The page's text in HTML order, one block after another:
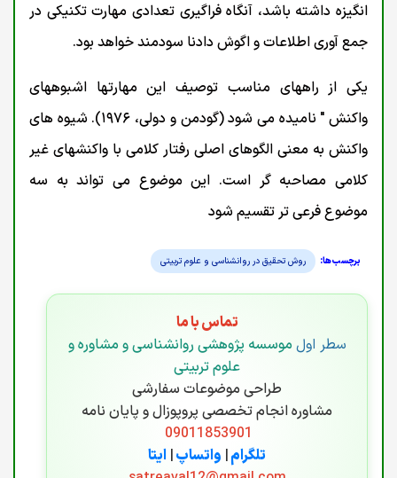
انگیزه داشته باشد، آنگاه فراگیری تعدادی مهارت تکنیکی در
جمع آوری اطلاعات و اگوش دادنا سودمند خواهد بود.
یکی از راههای مناسب توصیف این مهارتها اشبوههای
واکنش " نامیده می شود (گودمن و دولی، ۱۹۷۶). شیوه های
واکنش به معنی الگوهای اصلی رفتار کلامی با واکنشهای غیر
کلامی مصاحبه گر است. این موضوع می تواند به سه
موضوع فرعی تر تقسیم شود
روش تحقیق در روانشناسی و علوم تربیتی
تماس با ما
سطر اول موسسه پژوهشی روانشناسی و مشاوره و
علوم تربیتی
طراحی موضوعات سفارشی
مشاوره انجام تخصصی پروپوزال و پایان نامه
09011853901
تلگرام| واتساپ| ایتا